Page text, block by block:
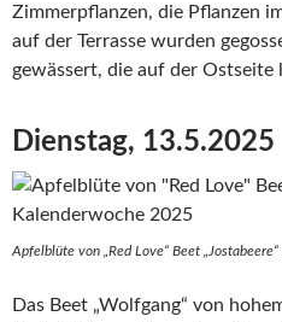
Zimmerpflanzen, die Pflanzen
auf der Terrasse wurden
gewässert, die auf der Ostseite
Dienstag, 13.5.2025
Apfelblüte von „Red Love“ Beet
Das Beet „Wolfgang“ von